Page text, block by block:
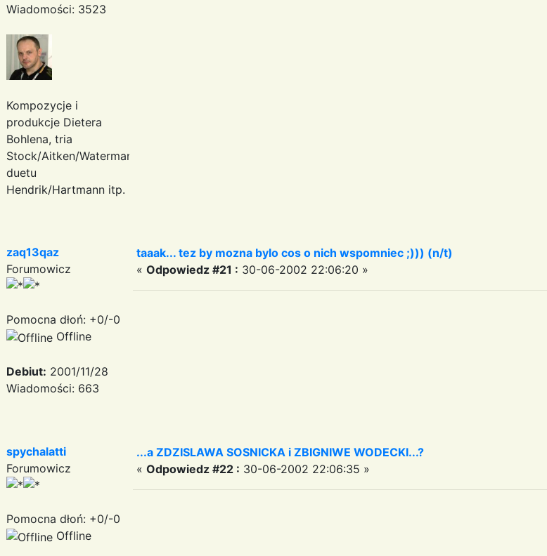
Wiadomości: 3523
Kompozycje i
produkcje Dietera
Bohlena, tria
Stock/Aitken/Waterman,
duetu
Hendrik/Hartmann itp.
zaq13qaz
Forumowicz
Pomocna dłoń: +0/-0
Offline
Debiut: 2001/11/28
Wiadomości: 663
taaak... tez by mozna bylo cos o nich wspomniec ;))) (n/t)
« Odpowiedz #21 : 30-06-2002 22:06:20 »
spychalatti
Forumowicz
Pomocna dłoń: +0/-0
Offline
...a ZDZISLAWA SOSNICKA i ZBIGNIWE WODECKI...?
« Odpowiedz #22 : 30-06-2002 22:06:35 »